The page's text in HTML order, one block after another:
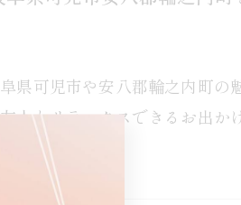
県可児市や安八郡輪之内町の
人とリラックスできるお出か